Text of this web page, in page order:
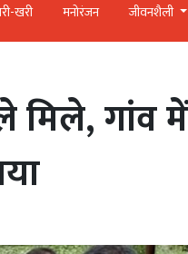
खरी मनोरंजन जीवनशैली
मिले, गांव